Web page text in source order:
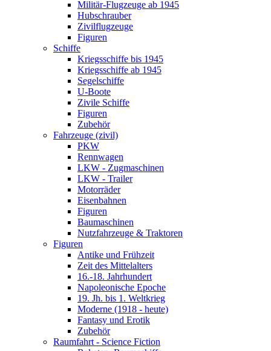
Militär-Flugzeuge ab 1945
Hubschrauber
Zivilflugzeuge
Figuren
Schiffe
Kriegsschiffe bis 1945
Kriegsschiffe ab 1945
Segelschiffe
U-Boote
Zivile Schiffe
Figuren
Zubehör
Fahrzeuge (zivil)
PKW
Rennwagen
LKW - Zugmaschinen
LKW - Trailer
Motorräder
Eisenbahnen
Figuren
Baumaschinen
Nutzfahrzeuge & Traktoren
Figuren
Antike und Frühzeit
Zeit des Mittelalters
16.-18. Jahrhundert
Napoleonische Epoche
19. Jh. bis 1. Weltkrieg
Moderne (1918 - heute)
Fantasy und Erotik
Zubehör
Raumfahrt - Science Fiction